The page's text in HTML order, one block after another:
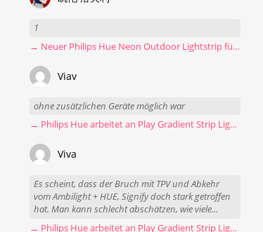
1
→ Neuer Philips Hue Neon Outdoor Lightstrip für 130 Euro
Viav
ohne zusätzlichen Geräte möglich war
→ Philips Hue arbeitet an Play Gradient Strip Light Pro
Viva
Es scheint, dass der Bruch mit TPV und Abkehr
vom Ambilight + HUE, Signify doch stark getroffen
hat. Man kann schlecht abschätzen, wie viele...
→ Philips Hue arbeitet an Play Gradient Strip Light Pro